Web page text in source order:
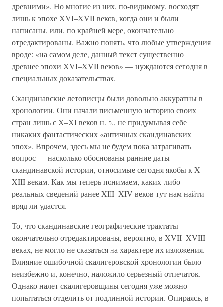
древними». Но многие из них, по-видимому, восходят
лишь к эпохе XVI–XVII веков, когда они и были
написаны, или, по крайней мере, окончательно
отредактированы. Важно понять, что любые утверждения
вроде: «на самом деле, данный текст существенно
древнее эпохи XVI–XVII веков» — нуждаются сегодня в
специальных доказательствах.
Скандинавские летописцы были довольно аккуратны в
хронологии. Они начали письменную историю своих
стран лишь с X–XI веков н. э., не придумывая себе
никаких фантастических «античных скандинавских
эпох». Впрочем, здесь мы не будем пока затрагивать
вопрос — насколько обоснованы ранние даты
скандинавской истории, относимые сегодня якобы к X–
XIII векам. Как мы теперь понимаем, каких-либо
реальных сведений ранее XIII–XIV веков тут нам найти
вряд ли удастся.
То, что скандинавские географические трактаты
окончательно отредактированы, вероятно, в XVII–XVIII
веках, не могло не сказаться на характере их изложения.
Влияние ошибочной скалигеровской хронологии было
неизбежно и, конечно, наложило серьезный отпечаток.
Однако налет скалигеровщины сегодня уже можно
попытаться отделить от подлинной истории. Опираясь, в